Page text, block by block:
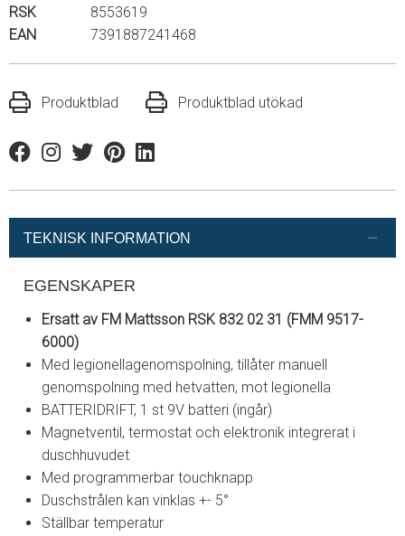
RSK
8553619
EAN
7391887241468
Produktblad Produktblad utökad
FacebookInstagram
TwitterPinterestLinkedin
TEKNISK INFORMATION
EGENSKAPER
Ersatt av FM Mattsson RSK 832 02 31 (FMM 9517-
6000)
Med legionellagenomspolning, tillåter manuell
genomspolning med hetvatten, mot legionella
BATTERIDRIFT, 1 st 9V batteri (ingår)
Magnetventil, termostat och elektronik integrerat i
duschhuvudet
Med programmerbar touchknapp
Duschstrålen kan vinklas +- 5°
Ställbar temperatur